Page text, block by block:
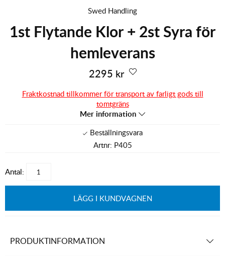
Swed Handling
1st Flytande Klor + 2st Syra för
hemleverans
2295 kr
Fraktkostnad tillkommer för transport av farligt gods till
tomtgräns
Mer information
Artnr: P405
Antal:
LÄGG I KUNDVAGNEN
PRODUKTINFORMATION